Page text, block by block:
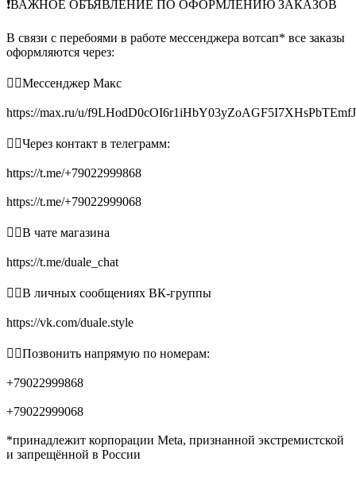
❗️ВАЖНОЕ ОБЪЯВЛЕНИЕ ПО ОФОРМЛЕНИЮ ЗАКАЗОВ
В связи с перебоями в работе мессенджера вотсап* все заказы
оформляются через:
👉🏻Мессенджер Макс
https://max.ru/u/
👉🏻Через контакт в телеграмм:
https://t.me/+79022999868
https://t.me/+79022999068
👉🏻В чате магазина
https://t.me/duale_chat
👉🏻В личных сообщениях ВК-группы
https://vk.com/duale.style
👉🏻Позвонить напрямую по номерам:
+79022999868
+79022999068
*принадлежит корпорации Meta, признанной экстремистской
и запрещённой в России